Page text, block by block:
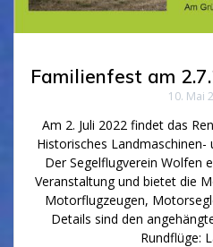
Familienfest am
10. Mai
Am 2. Juli 2022 findet das
Historisches
Der Segelflugverein Wolfen
Veranstaltung und bietet die
Motorflugzeugen,
Details sind den
Rundflüge: